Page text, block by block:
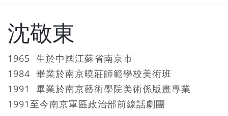
沈敬東
1965 生於中國江蘇省南京市
1984 畢業於南京曉莊師範學校美術班
1991 畢業於南京藝術學院美術係版畫專業
1991至今南京軍區政治部前線話劇團